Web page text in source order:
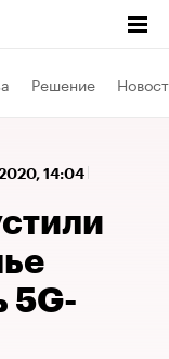
Решение
14:04
5G-